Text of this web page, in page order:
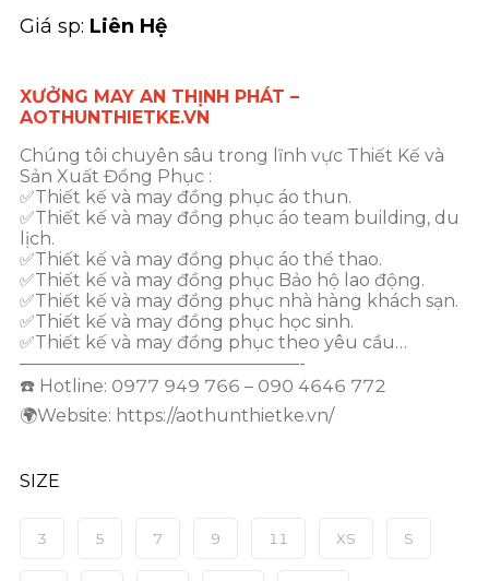
XƯỞNG MAY AN THỊNH PHÁT –
AOTHUNTHIETKE.VN
Chúng tôi chuyên sâu trong lĩnh vực Thiết Kế và
Sản Xuất Đồng Phục :
✅Thiết kế và may đồng phục áo thun.
✅Thiết kế và may đồng phục áo team building, du
lịch.
✅Thiết kế và may đồng phục áo thể thao.
✅Thiết kế và may đồng phục Bảo hộ lao động.
✅Thiết kế và may đồng phục nhà hàng khách sạn.
✅Thiết kế và may đồng phục học sinh.
✅Thiết kế và may đồng phục theo yêu cầu…
————————————————-
☎️ Hotline: 0977 949 766 – 090 4646 772
🌍Website: https://aothunthietke.vn/
3 5 7 9 11 XS S
SIZE
Giá sp: Liên Hệ